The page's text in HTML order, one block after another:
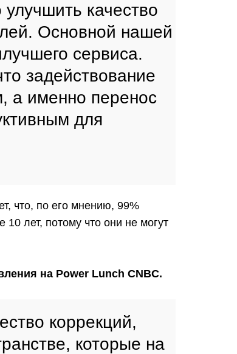
качество
Основной нашей
сервиса.
задействование
а именно перенос
для
что, по его мнению, 99%
лет, потому что они не могут
на Power Lunch CNBC.
коррекций,
которые на